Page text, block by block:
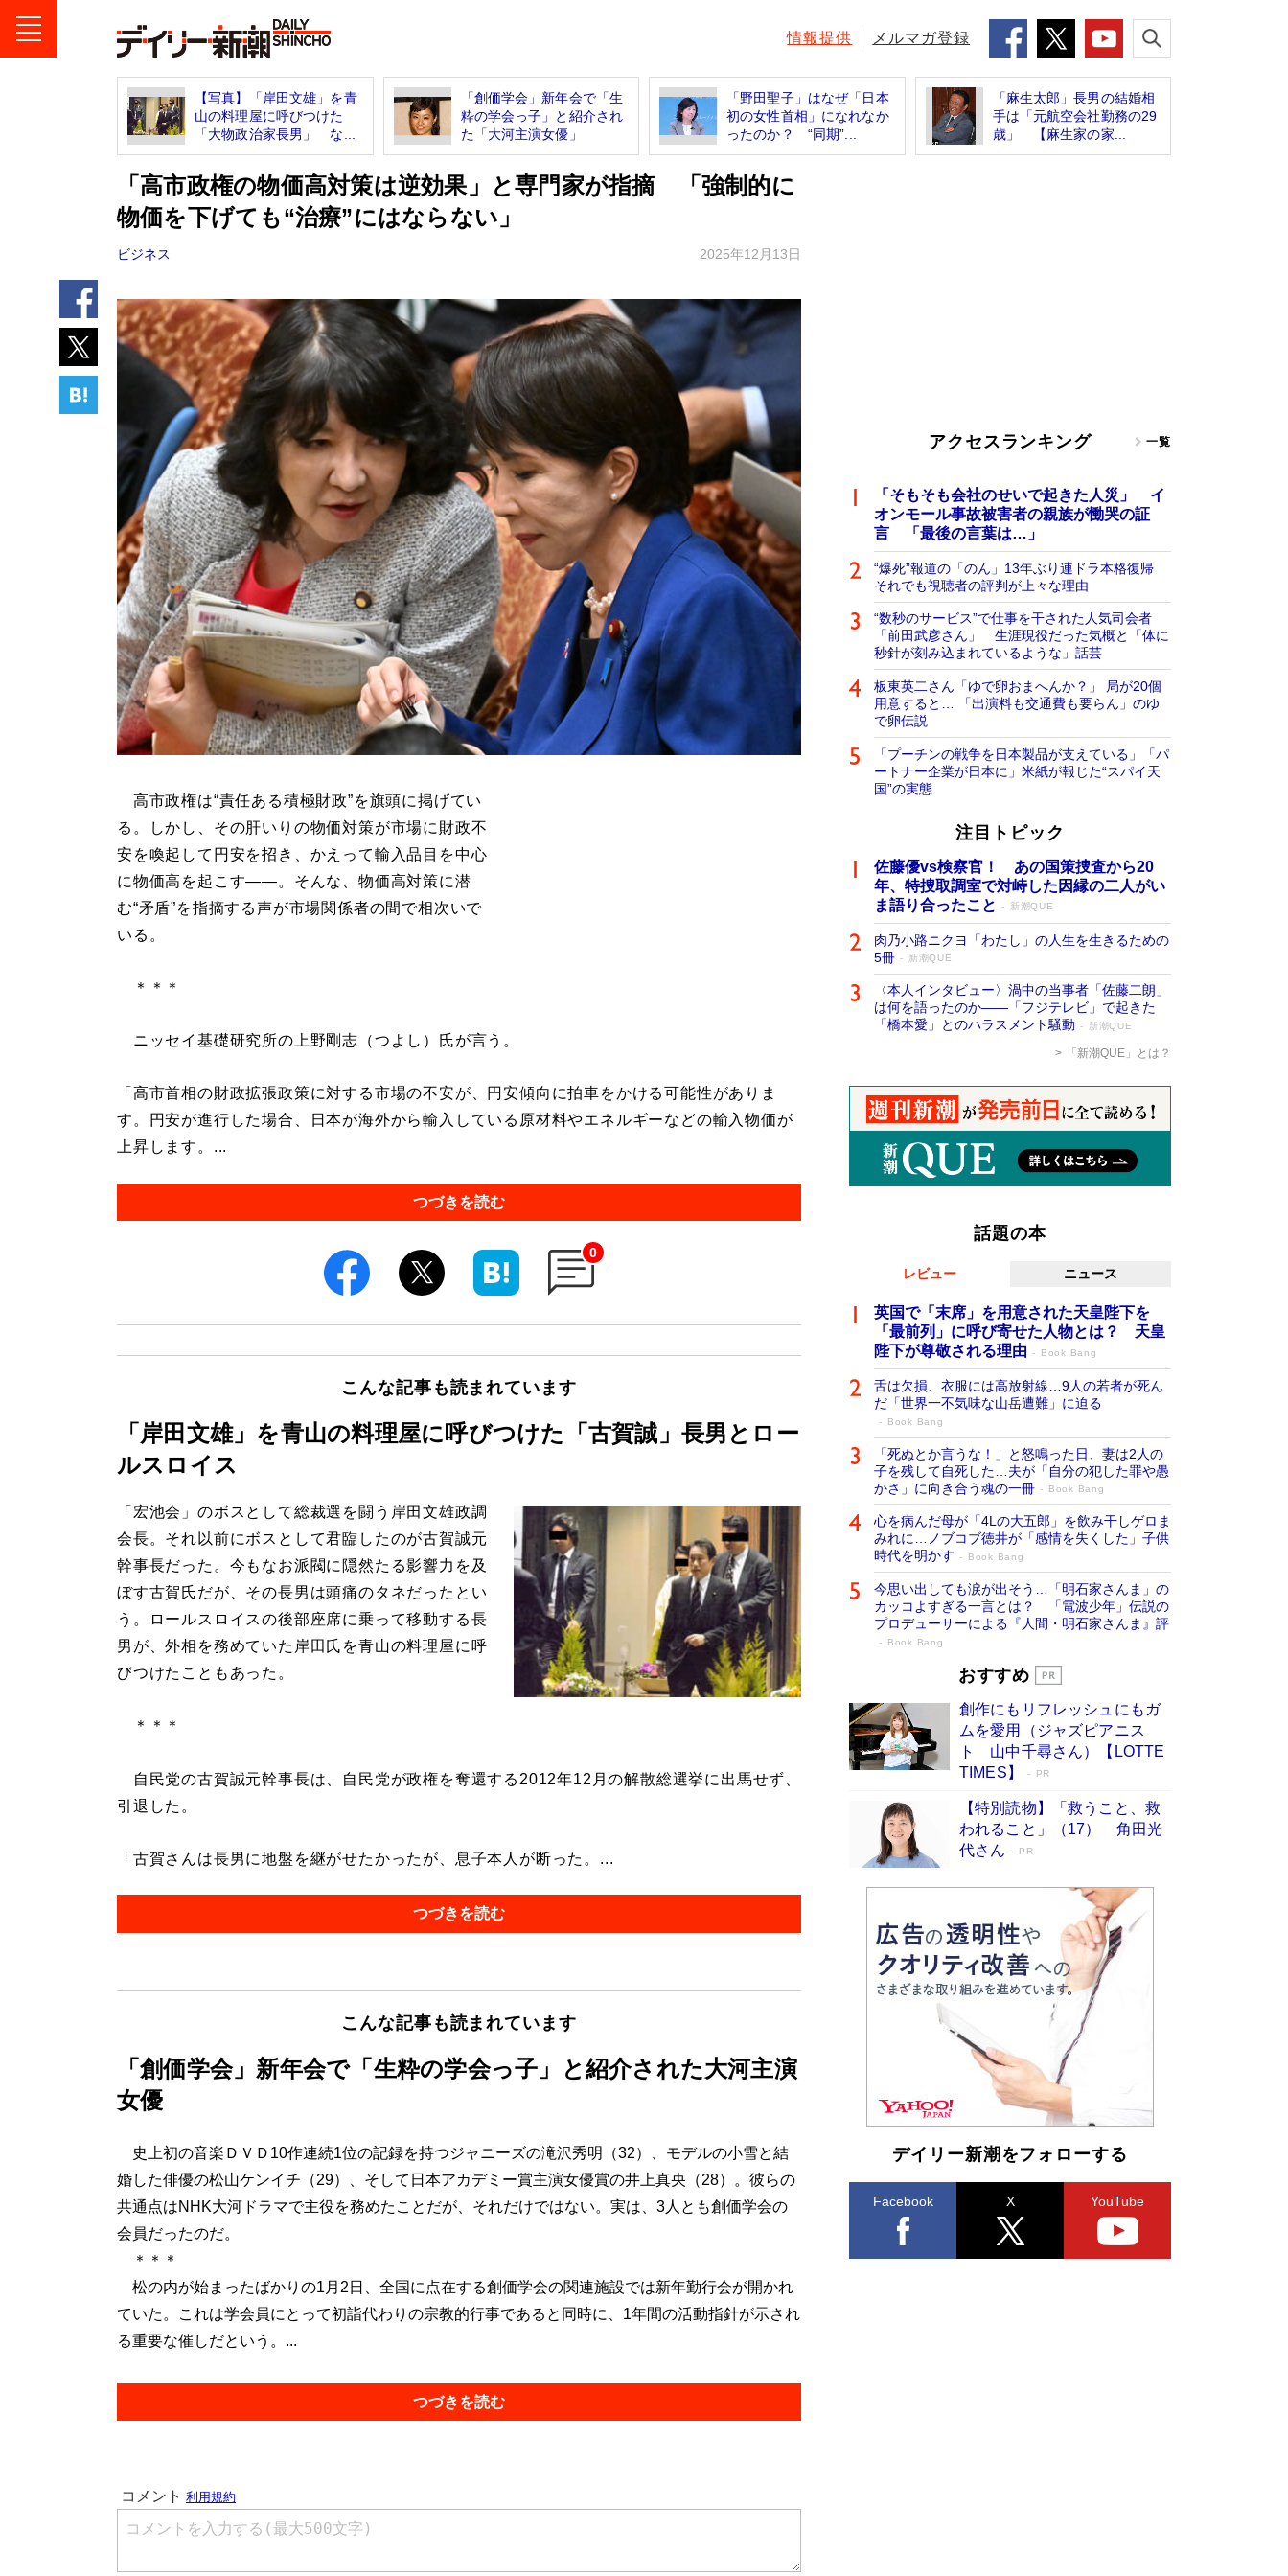
情報提供 メルマガ登録
【写真】「岸田文雄」を青
山の料理屋に呼びつけた
「大物政治家長男」 な...
「創価学会」新年会で「生
粋の学会っ子」と紹介され
た「大河主演女優」
「野田聖子」はなぜ「日本
初の女性首相」になれなか
ったのか？ “同期”...
「麻生太郎」長男の結婚相
手は「元航空会社勤務の29
歳」 【麻生家の家...
「高市政権の物価高対策は逆効果」と専門家が指摘 「強制的に
物価を下げても“治療”にはならない」
ビジネス 2025年12月13日
高市政権は“責任ある積極財政”を旗頭に掲げてい
る。しかし、その肝いりの物価対策が市場に財政不
安を喚起して円安を招き、かえって輸入品目を中心
に物価高を起こす――。そんな、物価高対策に潜
む“矛盾”を指摘する声が市場関係者の間で相次いで
いる。
＊＊＊
ニッセイ基礎研究所の上野剛志（つよし）氏が言う。
「高市首相の財政拡張政策に対する市場の不安が、円安傾向に拍車をかける可能性がありま
す。円安が進行した場合、日本が海外から輸入している原材料やエネルギーなどの輸入物価が
上昇します。...
つづきを読む
0
こんな記事も読まれています
「岸田文雄」を青山の料理屋に呼びつけた「古賀誠」長男とロー
ルスロイス
「宏池会」のボスとして総裁選を闘う岸田文雄政調
会長。それ以前にボスとして君臨したのが古賀誠元
幹事長だった。今もなお派閥に隠然たる影響力を及
ぼす古賀氏だが、その長男は頭痛のタネだったとい
う。ロールスロイスの後部座席に乗って移動する長
男が、外相を務めていた岸田氏を青山の料理屋に呼
びつけたこともあった。
＊＊＊
自民党の古賀誠元幹事長は、自民党が政権を奪還する2012年12月の解散総選挙に出馬せず、
引退した。
「古賀さんは長男に地盤を継がせたかったが、息子本人が断った。...
つづきを読む
こんな記事も読まれています
「創価学会」新年会で「生粋の学会っ子」と紹介された大河主演
女優
史上初の音楽ＤＶＤ10作連続1位の記録を持つジャニーズの滝沢秀明（32）、モデルの小雪と結
婚した俳優の松山ケンイチ（29）、そして日本アカデミー賞主演女優賞の井上真央（28）。彼らの
共通点はNHK大河ドラマで主役を務めたことだが、それだけではない。実は、3人とも創価学会の
会員だったのだ。
＊＊＊
松の内が始まったばかりの1月2日、全国に点在する創価学会の関連施設では新年勤行会が開かれ
ていた。これは学会員にとって初詣代わりの宗教的行事であると同時に、1年間の活動指針が示され
る重要な催しだという。...
つづきを読む
アクセスランキング 一覧
「そもそも会社のせいで起きた人災」 イ
オンモール事故被害者の親族が慟哭の証
言 「最後の言葉は…」
“爆死”報道の「のん」13年ぶり連ドラ本格復帰
それでも視聴者の評判が上々な理由
“数秒のサービス”で仕事を干された人気司会者
「前田武彦さん」 生涯現役だった気概と「体に
秒針が刻み込まれているような」話芸
板東英二さん「ゆで卵おまへんか？」 局が20個
用意すると… 「出演料も交通費も要らん」のゆ
で卵伝説
「プーチンの戦争を日本製品が支えている」「パ
ートナー企業が日本に」米紙が報じた“スパイ天
国”の実態
注目トピック
佐藤優vs検察官！ あの国策捜査から20
年、特捜取調室で対峙した因縁の二人がい
ま語り合ったこと
新潮QUE
肉乃小路ニクヨ「わたし」の人生を生きるための
5冊
新潮QUE
〈本人インタビュー〉渦中の当事者「佐藤二朗」
は何を語ったのか――「フジテレビ」で起きた
「橋本愛」とのハラスメント騒動
新潮QUE
「新潮QUE」とは？
話題の本
レビュー ニュース
英国で「末席」を用意された天皇陛下を
「最前列」に呼び寄せた人物とは？ 天皇
陛下が尊敬される理由
Book Bang
舌は欠損、衣服には高放射線…9人の若者が死ん
だ「世界一不気味な山岳遭難」に迫る
Book Bang
「死ぬとか言うな！」と怒鳴った日、妻は2人の
子を残して自死した…夫が「自分の犯した罪や愚
かさ」に向き合う魂の一冊
Book Bang
心を病んだ母が「4Lの大五郎」を飲み干しゲロま
みれに…ノブコブ徳井が「感情を失くした」子供
時代を明かす
Book Bang
今思い出しても涙が出そう…「明石家さんま」の
カッコよすぎる一言とは？ 「電波少年」伝説の
プロデューサーによる『人間・明石家さんま』評
Book Bang
「宇宙兄弟」最終46巻がベストセラー1
物語に幕 特装版には「宇宙で描かれたマ
ンガ」も収録
Book Bang
美輪明宏 晩年の回答を集めた『ほほえんで生き
るための人生相談』がランクイン［エンターテイ
メントベストセラー］
Book Bang
「『火垂るの墓』は、大嘘である」原作者が抱き
続けた“自責の念”とは…「自己憐憫は描きたくな
い」監督が徹底的にこだわったこと（後編） #
戦争の記憶
Book Bang
「叱って伸びるやつは、褒めたらもっと伸びる」
俳優・高嶋政伸が家族に教わった“人を育てるコ
ツ”…芸への考え方を明かす
Book Bang
東野圭吾、伊坂幸太郎の人気シリーズ最新作どち
らも文庫化 映画化された直木賞受賞作もランク
イン［文庫ベストセラー］
Book Bang
おすすめ
創作にもリフレッシュにもガ
ムを愛用（ジャズピアニス
ト 山中千尋さん）【LOTTE
TIMES】
PR
【特別読物】「救うこと、救
われること」（17） 角田光
代さん
PR
デイリー新潮をフォローする
Facebook X YouTube